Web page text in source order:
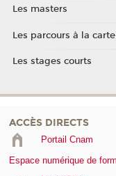
Les masters
Les parcours à la carte
Les stages courts
ACCÈS DIRECTS
Portail Cnam
Espace numérique de